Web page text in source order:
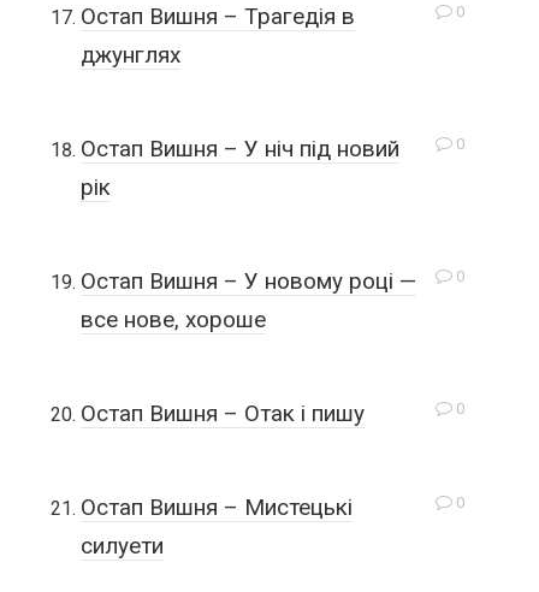
0
Остап Вишня – Трагедія в
джунглях
0
Остап Вишня – У ніч під новий
рік
0
Остап Вишня – У новому році —
все нове, хороше
0
Остап Вишня – Отак і пишу
0
Остап Вишня – Мистецькі
силуети